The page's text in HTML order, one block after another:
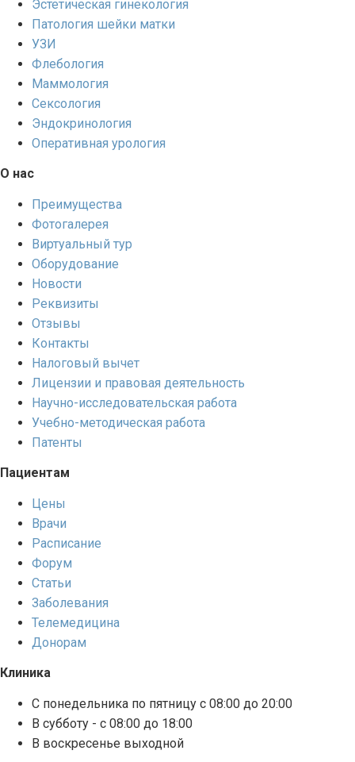
Эстетическая гинекология
Патология шейки матки
УЗИ
Флебология
Маммология
Сексология
Эндокринология
Оперативная урология
О нас
Преимущества
Фотогалерея
Виртуальный тур
Оборудование
Новости
Реквизиты
Отзывы
Контакты
Налоговый вычет
Лицензии и правовая деятельность
Научно-исследовательская работа
Учебно-методическая работа
Патенты
Пациентам
Цены
Врачи
Расписание
Форум
Статьи
Заболевания
Телемедицина
Донорам
Клиника
С понедельника по пятницу с 08:00 до 20:00
В субботу - с 08:00 до 18:00
В воскресенье выходной